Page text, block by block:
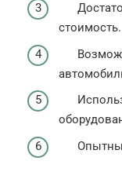
стоимость.
Опытные